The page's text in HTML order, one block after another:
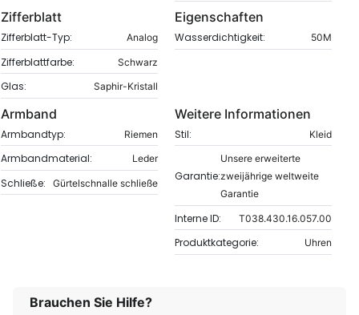
Zifferblatt
Zifferblatt-Typ: Analog
Zifferblattfarbe: Schwarz
Glas: Saphir-Kristall
Eigenschaften
Wasserdichtigkeit: 50M
Armband
Armbandtyp: Riemen
Armbandmaterial: Leder
Schließe: Gürtelschnalle schließe
Weitere Informationen
Stil: Kleid
Garantie:
Unsere erweiterte
zweijährige weltweite
Garantie
Interne ID: T038.430.16.057.00
Produktkategorie: Uhren
Brauchen Sie Hilfe?